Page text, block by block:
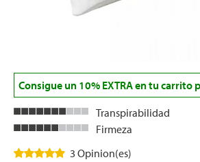
Consigue un 10% EXTRA en tu
Transpirabilidad
Firmeza
3 Opinion(es)